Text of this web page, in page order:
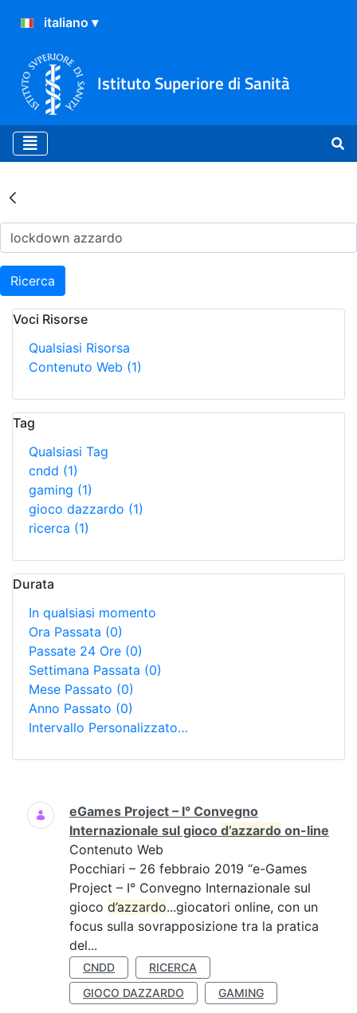
Istituto Superiore di Sanità
Risultati della Ricerca -
Ricerca
Voci Risorse
Qualsiasi Risorsa
Contenuto Web (1)
Tag
Qualsiasi Tag
cndd (1)
gaming (1)
gioco dazzardo (1)
ricerca (1)
Durata
In qualsiasi momento
Ora Passata (0)
Passate 24 Ore (0)
Settimana Passata (0)
Mese Passato (0)
Anno Passato (0)
Intervallo Personalizzato…
Ricerca
eGames Project – I° Convegno
Internazionale sul gioco d’azzardo on-line
Contenuto Web
Pocchiari – 26 febbraio 2019 “e-Games
Project – I° Convegno Internazionale sul
gioco d’azzardo...giocatori online, con un
focus sulla sovrapposizione tra la pratica
del...
CNDD
RICERCA
GIOCO DAZZARDO
GAMING